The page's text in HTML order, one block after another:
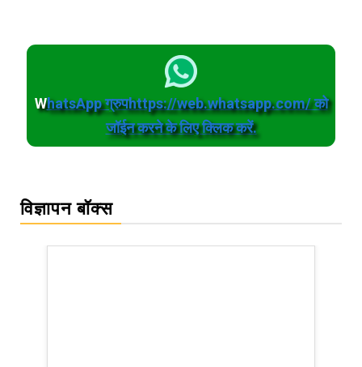
WhatsApp ग्रुपhttps://web.whatsapp.com/ को
जॉईन करने के लिए क्लिक करें.
विज्ञापन बॉक्स